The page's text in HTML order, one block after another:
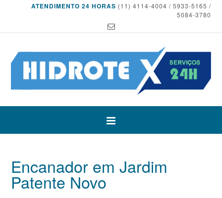
ATENDIMENTO 24 HORAS (11) 4114-4004 / 5933-5165 /
5084-3780
Encanador em Jardim
Patente Novo